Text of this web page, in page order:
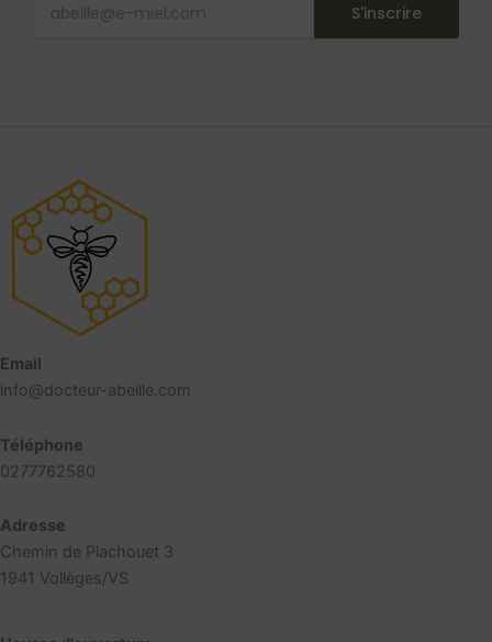
S'inscrire
Email
info@docteur-abeille.com
Téléphone
0277762580
Adresse
Chemin de Plachouet 3
1941 Vollèges/VS